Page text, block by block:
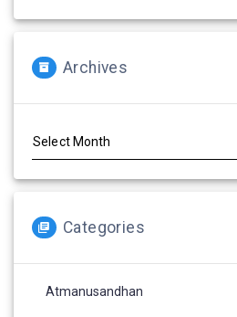
Archives
Categories
Atmanusandhan